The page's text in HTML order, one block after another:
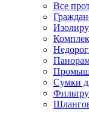
Все
Сумки